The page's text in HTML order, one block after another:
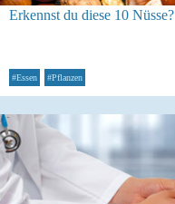
Erkennst du diese 10 Nüsse?
#Essen #Pflanzen